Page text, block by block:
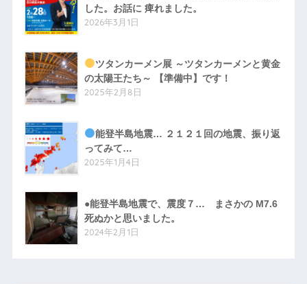
した。お話に 痺れました。
2026年3月1日
ツタンカーメン展 ～ツタンカーメンと黄金
の太陽王たち～ 【準備中】です！
2025年2月8日
能登半島地震… ２１２１回の地震、振り返
ってみて…
2025年1月4日
●能登半島地震で、震度７… まさかの M7.6
死ぬかと思いました。
2024年2月1日